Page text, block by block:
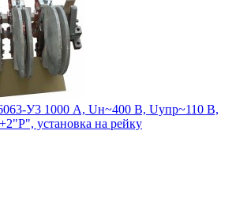
У3 1000 А, Uн~400 В, Uупр~110 В,
установка на рейку